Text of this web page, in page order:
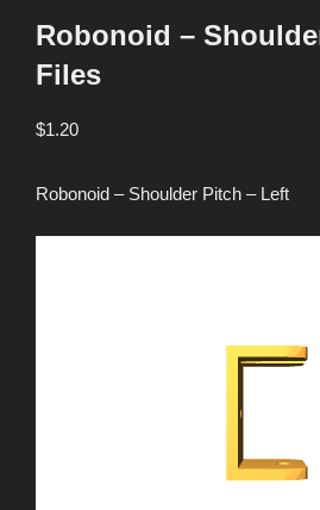
Robonoid –
Files
$1.20
Robonoid – Shoulder Pitch – Left